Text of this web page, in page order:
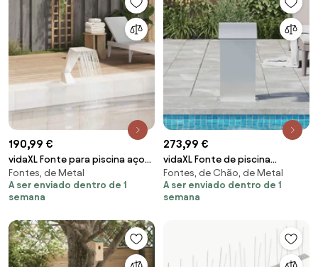
190,99 €
vidaXL Fonte para piscina aço
inoxidável 64x30x52 cm
prateado
Fontes, de Metal
A ser enviado dentro de 1
semana
273,99 €
vidaXL Fonte de piscina
50x30x60 cm aço inoxidável
304
Fontes, de Chão, de Metal
A ser enviado dentro de 1
semana